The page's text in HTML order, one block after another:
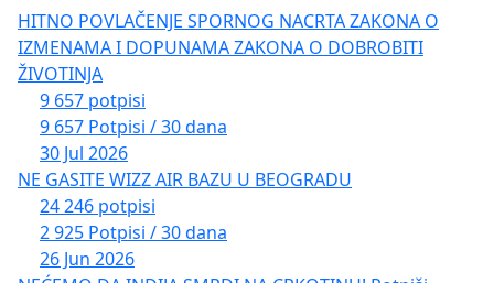
HITNO POVLAČENJE SPORNOG NACRTA ZAKONA O
IZMENAMA I DOPUNAMA ZAKONA O DOBROBITI
ŽIVOTINJA
9 657 potpisi
9 657 Potpisi / 30 dana
30 Jul 2026
NE GASITE WIZZ AIR BAZU U BEOGRADU
24 246 potpisi
2 925 Potpisi / 30 dana
26 Jun 2026